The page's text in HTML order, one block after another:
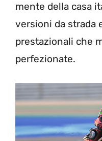
mente della casa
versioni da strada
prestazionali che
perfezionate.